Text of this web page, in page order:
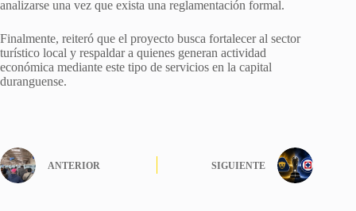
analizarse una vez que exista una reglamentación formal.
Finalmente, reiteró que el proyecto busca fortalecer al sector
turístico local y respaldar a quienes generan actividad
económica mediante este tipo de servicios en la capital
duranguense.
ANTERIOR SIGUIENTE